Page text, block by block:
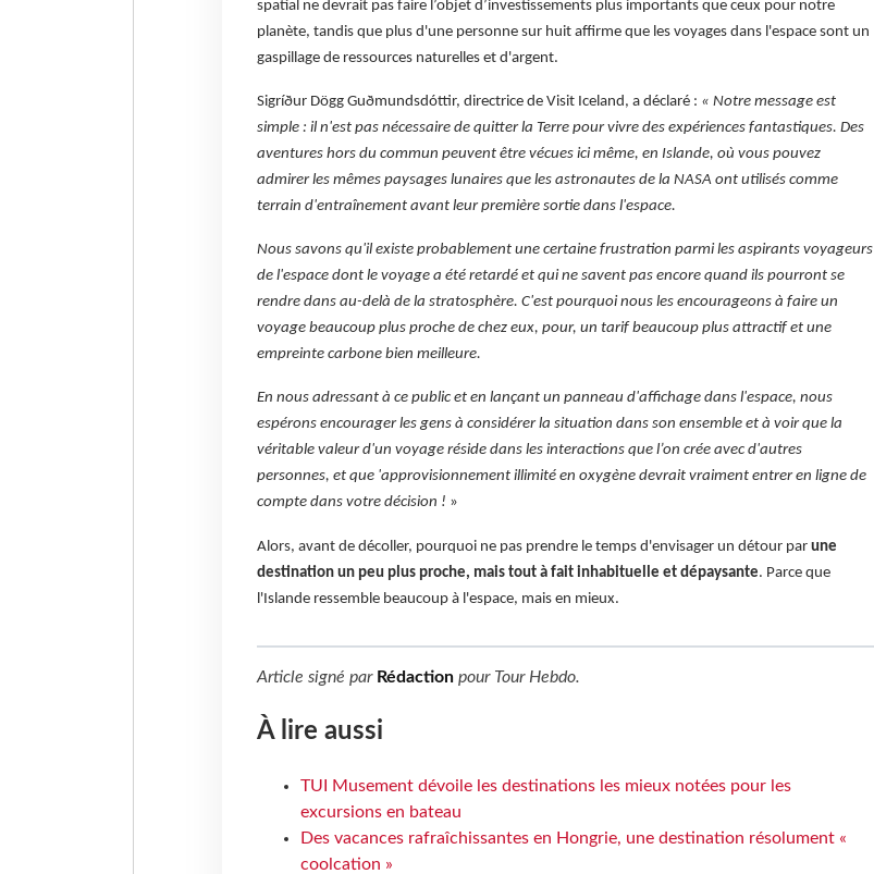
spatial ne devrait pas faire l’objet d’investissements plus importants que ceux pour notre
planète, tandis que plus d'une personne sur huit affirme que les voyages dans l'espace sont un
gaspillage de ressources naturelles et d'argent.
Sigríður Dögg Guðmundsdóttir, directrice de Visit Iceland, a déclaré : « Notre message est
simple : il n'est pas nécessaire de quitter la Terre pour vivre des expériences fantastiques. Des
aventures hors du commun peuvent être vécues ici même, en Islande, où vous pouvez
admirer les mêmes paysages lunaires que les astronautes de la NASA ont utilisés comme
terrain d'entraînement avant leur première sortie dans l'espace.
Nous savons qu'il existe probablement une certaine frustration parmi les aspirants voyageurs
de l'espace dont le voyage a été retardé et qui ne savent pas encore quand ils pourront se
rendre dans au-delà de la stratosphère. C'est pourquoi nous les encourageons à faire un
voyage beaucoup plus proche de chez eux, pour, un tarif beaucoup plus attractif et une
empreinte carbone bien meilleure.
En nous adressant à ce public et en lançant un panneau d'affichage dans l'espace, nous
espérons encourager les gens à considérer la situation dans son ensemble et à voir que la
véritable valeur d'un voyage réside dans les interactions que l’on crée avec d'autres
personnes, et que 'approvisionnement illimité en oxygène devrait vraiment entrer en ligne de
compte dans votre décision ! »
Alors, avant de décoller, pourquoi ne pas prendre le temps d'envisager un détour par une
destination un peu plus proche, mais tout à fait inhabituelle et dépaysante. Parce que
l'Islande ressemble beaucoup à l'espace, mais en mieux.
Article signé par Rédactionpour Tour Hebdo.
À lire aussi
TUI Musement dévoile les destinations les mieux notées pour les
excursions en bateau
Des vacances rafraîchissantes en Hongrie, une destination résolument «
coolcation »